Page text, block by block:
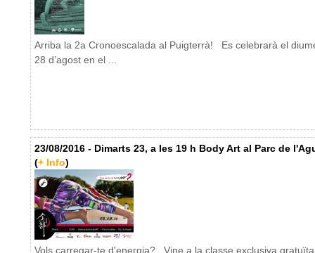
Arriba la 2a Cronoescalada al Puigterrà! Es celebrarà el
28 d’agost en el ...
23/08/2016 - Dimarts 23, a les 19 h Body Art al Parc de
(+ Info)
Vols carregar-te d'energia? Vine a la classe exclusiva